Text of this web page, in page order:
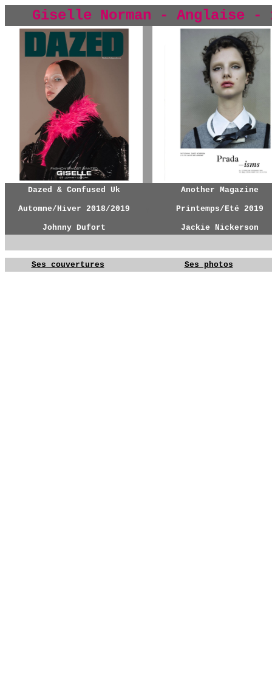
Giselle Norman - Anglaise -
Dazed & Confused Uk
Automne/Hiver 2018/2019
Johnny Dufort
Another Magazine
Printemps/Eté 2019
Jackie Nickerson
Ses couvertures Ses photos